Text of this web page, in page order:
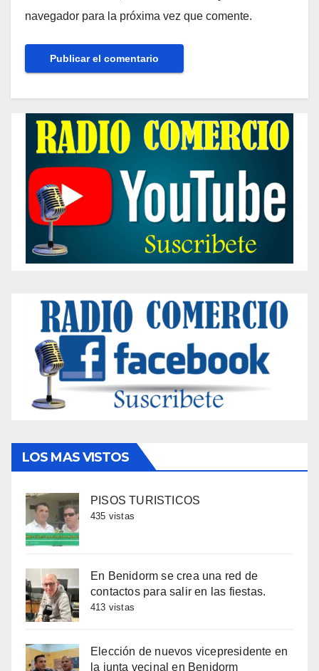
navegador para la próxima vez que comente.
LOS MAS VISTOS
PISOS TURISTICOS
435 vistas
En Benidorm se crea una red de
contactos para salir en las fiestas.
413 vistas
Elección de nuevos vicepresidente en
la junta vecinal en Benidorm